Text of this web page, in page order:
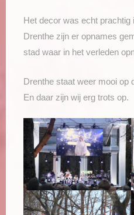
Het decor was echt prachtig
Drenthe zijn er opnames
stad waar in het verleden
Drenthe staat weer mooi op
En daar zijn wij erg trots op.